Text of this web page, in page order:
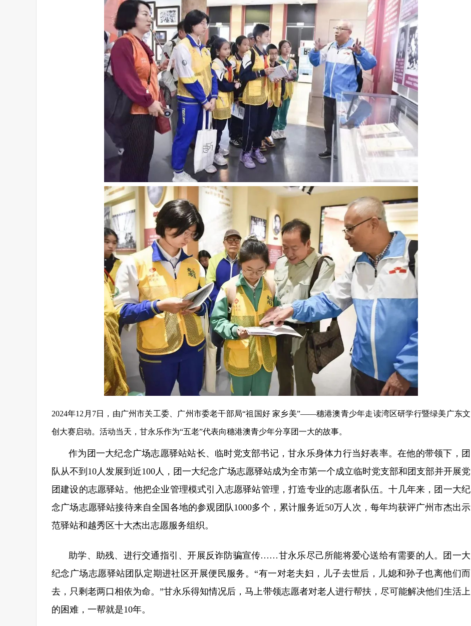
2024年12月7日，由广州市关工委、广州市委老干部局“祖国好 家乡美”——穗港澳青少年走读湾区研学行暨绿美广东文
创大赛启动。活动当天，甘永乐作为“五老”代表向穗港澳青少年分享团一大的故事。
作为团一大纪念广场志愿驿站站长、临时党支部书记，甘永乐身体力行当好表率。在他的带领下，团
队从不到10人发展到近100人，团一大纪念广场志愿驿站成为全市第一个成立临时党支部和团支部并开展党
团建设的志愿驿站。他把企业管理模式引入志愿驿站管理，打造专业的志愿者队伍。十几年来，团一大纪
念广场志愿驿站接待来自全国各地的参观团队1000多个，累计服务近50万人次，每年均获评广州市杰出示
范驿站和越秀区十大杰出志愿服务组织。
助学、助残、进行交通指引、开展反诈防骗宣传……甘永乐尽己所能将爱心送给有需要的人。团一大
纪念广场志愿驿站团队定期进社区开展便民服务。“有一对老夫妇，儿子去世后，儿媳和孙子也离他们而
去，只剩老两口相依为命。”甘永乐得知情况后，马上带领志愿者对老人进行帮扶，尽可能解决他们生活上
的困难，一帮就是10年。